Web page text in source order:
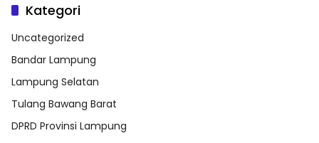
Kategori
Uncategorized
Bandar Lampung
Lampung Selatan
Tulang Bawang Barat
DPRD Provinsi Lampung